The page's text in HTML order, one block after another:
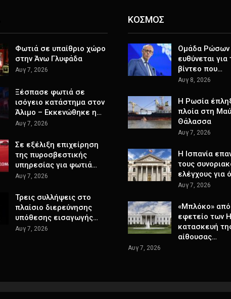
Φωτιά σε υπαίθριο χώρο
στην Άνω Γλυφάδα
Αυγ 7, 2026
Ξέσπασε φωτιά σε
ισόγειο κατάστημα στον
Άλιμο – Εκκενώθηκε η…
Αυγ 7, 2026
Σε εξέλιξη επιχείρηση
της πυροσβεστικής
υπηρεσίας για φωτιά…
Αυγ 7, 2026
Τρεις συλλήψεις στο
πλαίσιο διερεύνησης
υπόθεσης εισαγωγής…
Αυγ 7, 2026
ΚΟΣΜΟΣ
Ομάδα Ρώσων
ευθύνεται
βίντεο που…
Αυγ 8, 2026
Η Ρωσία
πλοία στη
Θάλασσα
Αυγ 7, 2026
H Ισπανία
τους
ελέγχους για
Αυγ 7, 2026
«Μπλόκο»
εφετείο των
κατασκευή
αίθουσας…
Αυγ 7, 2026